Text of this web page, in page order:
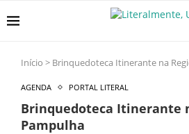
Início > Brinquedoteca Itinerante na
AGENDA PORTAL LITERAL
Brinquedoteca Itinerante
Pampulha